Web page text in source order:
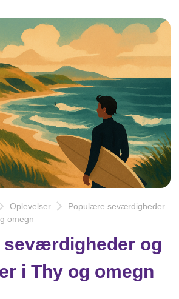
Oplevelser
Populære seværdigheder
omegn
og
i Thy og omegn